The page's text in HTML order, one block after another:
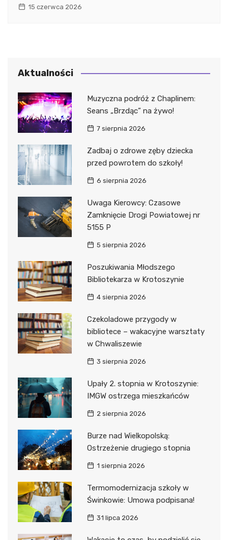
15 czerwca 2026
Aktualności
Muzyczna podróż z Chaplinem:
Seans „Brzdąc” na żywo!
7 sierpnia 2026
Zadbaj o zdrowe zęby dziecka
przed powrotem do szkoły!
6 sierpnia 2026
Uwaga Kierowcy: Czasowe
Zamknięcie Drogi Powiatowej nr
5155 P
5 sierpnia 2026
Poszukiwania Młodszego
Bibliotekarza w Krotoszynie
4 sierpnia 2026
Czekoladowe przygody w
bibliotece – wakacyjne warsztaty
w Chwaliszewie
3 sierpnia 2026
Upały 2. stopnia w Krotoszynie:
IMGW ostrzega mieszkańców
2 sierpnia 2026
Burze nad Wielkopolską:
Ostrzeżenie drugiego stopnia
1 sierpnia 2026
Termomodernizacja szkoły w
Świnkowie: Umowa podpisana!
31 lipca 2026